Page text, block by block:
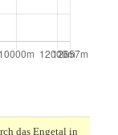
das Engetal in